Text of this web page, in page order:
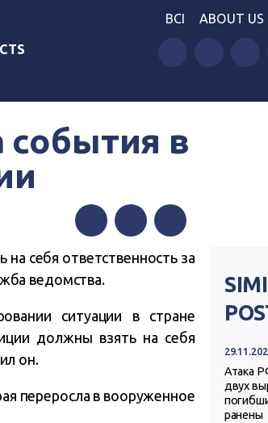
BCI ABOUT US
события в
FacebookTwitter Telegram
себя ответственность за
ведомства.
ситуации в стране
должны взять на себя
он.
переросла в вооруженное
Атака
двух
ранены